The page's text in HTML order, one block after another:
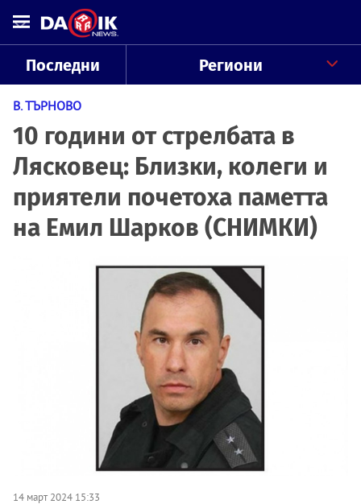
Последни Региони
В. ТЪРНОВО
10 години от стрелбата в
Лясковец: Близки, колеги и
приятели почетоха паметта
на Емил Шарков (СНИМКИ)
14 март 2024 15:33